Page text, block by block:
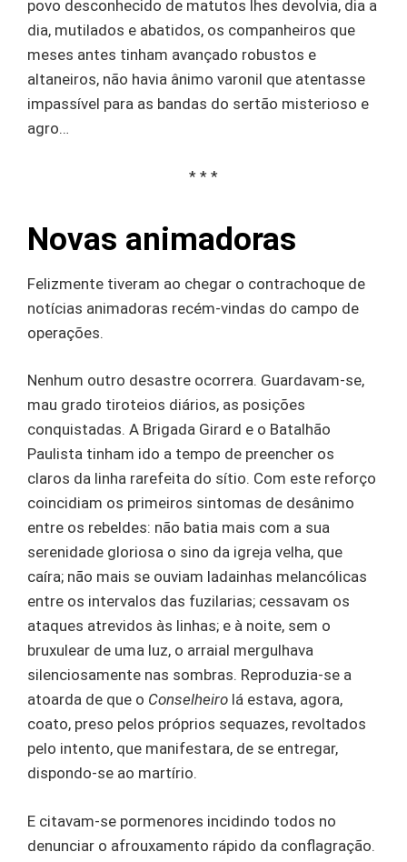
povo desconhecido de matutos lhes devolvia, dia a
dia, mutilados e abatidos, os companheiros que
meses antes tinham avançado robustos e
altaneiros, não havia ânimo varonil que atentasse
impassível para as bandas do sertão misterioso e
agro…
* * *
Novas animadoras
Felizmente tiveram ao chegar o contrachoque de
notícias animadoras recém-vindas do campo de
operações.
Nenhum outro desastre ocorrera. Guardavam-se,
mau grado tiroteios diários, as posições
conquistadas. A Brigada Girard e o Batalhão
Paulista tinham ido a tempo de preencher os
claros da linha rarefeita do sítio. Com este reforço
coincidiam os primeiros sintomas de desânimo
entre os rebeldes: não batia mais com a sua
serenidade gloriosa o sino da igreja velha, que
caíra; não mais se ouviam ladainhas melancólicas
entre os intervalos das fuzilarias; cessavam os
ataques atrevidos às linhas; e à noite, sem o
bruxulear de uma luz, o arraial mergulhava
silenciosamente nas sombras. Reproduzia-se a
atoarda de que o Conselheiro lá estava, agora,
coato, preso pelos próprios sequazes, revoltados
pelo intento, que manifestara, de se entregar,
dispondo-se ao martírio.
E citavam-se pormenores incidindo todos no
denunciar o afrouxamento rápido da conflagração.